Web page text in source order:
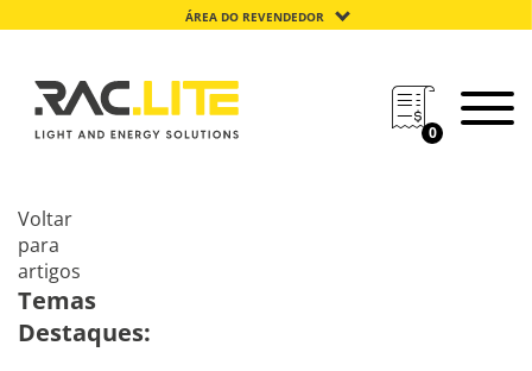
ÁREA DO REVENDEDOR
0
Voltar
para
artigos
Temas
Destaques: